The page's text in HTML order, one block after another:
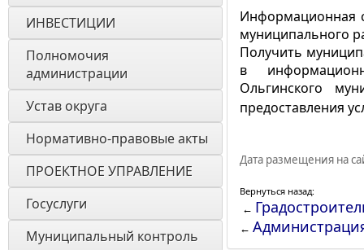
ИНВЕСТИЦИИ
Полномочия
администрации
Устав округа
Нормативно-правовые акты
ПРОЕКТНОЕ УПРАВЛЕНИЕ
Госуслуги
Муниципальный контроль
Информационная
муниципального
Получить
в
Ольгинского
предоставления
Дата размещения на
Вернуться назад:
←
←